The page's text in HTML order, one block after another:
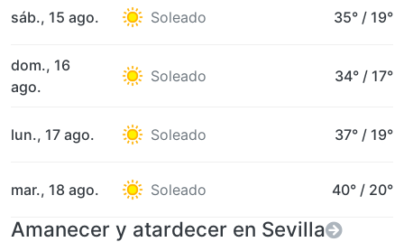
sáb., 15 ago. Soleado 35° / 19°
dom., 16
ago.
Soleado 34° / 17°
lun., 17 ago. Soleado 37° / 19°
mar., 18 ago. Soleado 40° / 20°
Amanecer y atardecer en Sevilla